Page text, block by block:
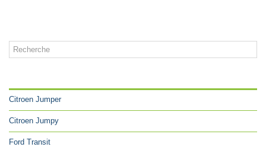
Citroen Jumper
Citroen Jumpy
Ford Transit